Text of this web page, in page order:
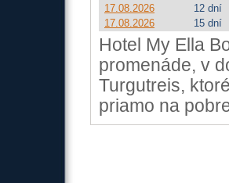
17.08.2026
12 dní
17.08.2026
15 dní
Hotel My Ella
promenáde, v
Turgutreis,
priamo na